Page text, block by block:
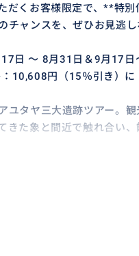
だくお客様限定で、**特
チャンスを、ぜひお見逃し
日 〜 8月31日＆9月17日
10,608円（15％引き）に
ユタヤ三大遺跡ツアー。
た象と間近で触れ合い